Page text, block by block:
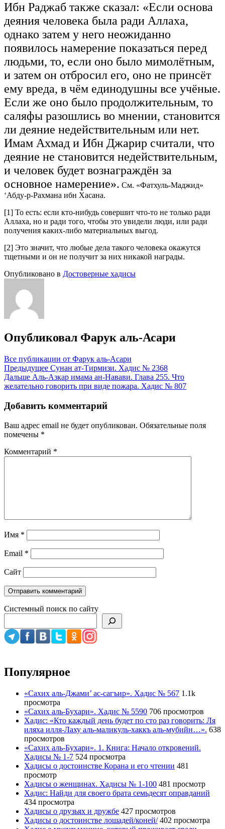
Ибн Раджаб также сказал: «Если основа
деяния человека была ради Аллаха,
однако затем у него неожиданно
появилось намерение показаться перед
людьми, то, если оно было мимолётным,
и затем он отбросил его, оно не принсёт
ему вреда, в чём единодушны все учёные.
Если же оно было продолжительным, то
саляфы разошлись во мнении, становится
ли деяние недействительным или нет.
Имам Ахмад и Ибн Джарир считали, что
деяние не становится недействительным,
и человек будет вознаграждён за
основное намерение». См. «Фатхуль-Маджид»
‘Абду-р-Рахмана ибн Хасана.
[1] То есть: если кто-нибудь совершит что-то не только ради
Аллаха, но и ради того, чтобы это увидели люди, или ради
получения каких-либо материальных выгод.
[2] Это значит, что любые дела такого человека окажутся
тщетными и он не получит за них никакой награды.
Опубликовано в Достоверные хадисы
Опубликовал Фарук аль-Асари
Все публикации от Фарук аль-Асари
Навигация
по
Предыдущее Сунан ат-Тирмизи. Хадис № 2368
Дальше Аль-Азкар имама ан-Навави. Глава 255. Что
желательно говорить при виде пожара. Хадис № 807
Добавить комментарий
Ваш адрес email не будет опубликован. Обязательные поля
помечены *
Комментарий *
Имя *
Email *
Сайт
Системный поиск по сайту
Популярное
«Сахих аль-Джами’ ас-сагъир». Хадис № 567 1.1k
просмотра
«Сахих аль-Бухари». Хадис № 5590 706 просмотров
Хадис: «Кто каждый день будет по сто раз говорить: Ля
иляха илля-Лаху аль-маликуль-хаккъ аль-мубийн…». 638
просмотров
«Сахих аль-Бухари». 1. Книга: Начало откровений.
Хадисы № 1-7 524 просмотра
Хадисы о достоинстве Корана и его чтении 481
просмотр
Хадисы о женщинах. Хадисы № 1-100 481 просмотр
Хадис: Найди для своего брата семьдесят оправданий
434 просмотра
Хадисы о друзьях и дружбе 427 просмотров
Хадисы о достоинстве лошадей/коней/ 402 просмотра